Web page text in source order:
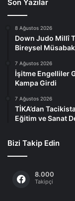
Son Yazılar
8 Ağustos 2026
Down Judo Millî
Bireysel
7 Ağustos 2026
İşitme Engelliler
Kampa Girdi
7 Ağustos 2026
TİKA’dan
Eğitim ve Sanat
Bizi Takip Edin
8.000
Takipçi